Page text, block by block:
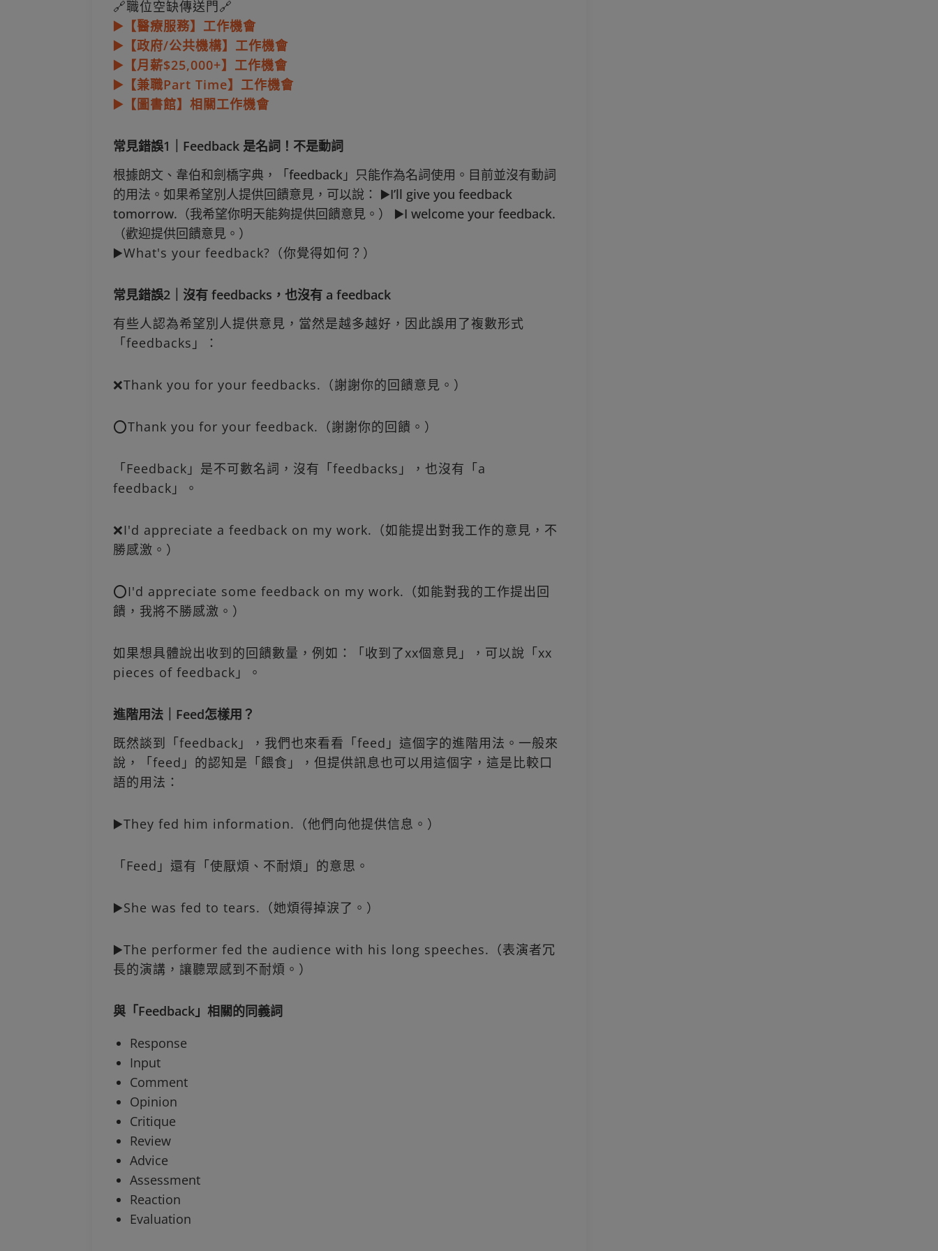
🔗職位空缺傳送門🔗
▶️【醫療服務】工作機會
▶️【政府/公共機構】工作機會
▶️【月薪$25,000+】工作機會
▶️【兼職Part Time】工作機會
▶️【圖書館】相關工作機會
常見錯誤1｜Feedback 是名詞！不是動詞
根據朗文、韋伯和劍橋字典，「feedback」只能作為名詞使用。目前並沒有動詞
的用法。如果希望別人提供回饋意見，可以說： ▶️I’ll give you feedback
tomorrow.（我希望你明天能夠提供回饋意見。） ▶️I welcome your feedback.
（歡迎提供回饋意見。）
▶️What's your feedback?（你覺得如何？）
常見錯誤2｜沒有 feedbacks，也沒有 a feedback
有些人認為希望別人提供意見，當然是越多越好，因此誤用了複數形式
「feedbacks」：
❌Thank you for your feedbacks.（謝謝你的回饋意見。）
⭕Thank you for your feedback.（謝謝你的回饋。）
「Feedback」是不可數名詞，沒有「feedbacks」，也沒有「a
feedback」。
❌I'd appreciate a feedback on my work.（如能提出對我工作的意見，不
勝感激。）
⭕I'd appreciate some feedback on my work.（如能對我的工作提出回
饋，我將不勝感激。）
如果想具體說出收到的回饋數量，例如：「收到了xx個意見」，可以說「xx
pieces of feedback」。
進階用法｜Feed怎樣用？
既然談到「feedback」，我們也來看看「feed」這個字的進階用法。一般來
說，「feed」的認知是「餵食」，但提供訊息也可以用這個字，這是比較口
語的用法：
▶️They fed him information.（他們向他提供信息。）
「Feed」還有「使厭煩、不耐煩」的意思。
▶️She was fed to tears.（她煩得掉淚了。）
▶️The performer fed the audience with his long speeches.（表演者冗
長的演講，讓聽眾感到不耐煩。）
與「Feedback」相關的同義詞
Response
Input
Comment
Opinion
Critique
Review
Advice
Assessment
Reaction
Evaluation